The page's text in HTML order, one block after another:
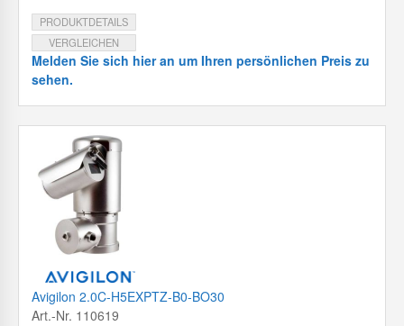
PRODUKTDETAILS
VERGLEICHEN
Melden Sie sich hier an um Ihren persönlichen Preis zu
sehen.
Avigilon 2.0C-H5EXPTZ-B0-BO30
Art.-Nr. 110619